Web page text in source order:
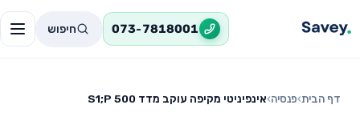
073-7818001 חיפוש
דף הבית›פנסיה›אינפיניטי מקיפה עוקב מדד S1;P 500